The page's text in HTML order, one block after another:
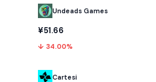
Undeads Games
¥51.66
↓ 34.00%
Cartesi